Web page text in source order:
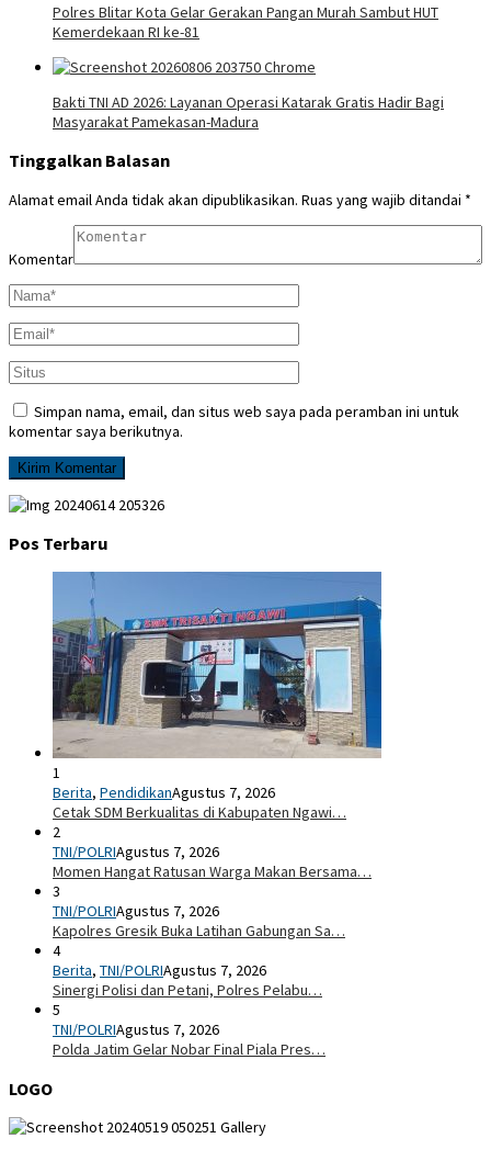
Polres Blitar Kota Gelar Gerakan Pangan Murah Sambut HUT
Kemerdekaan RI ke-81
Bakti TNI AD 2026: Layanan Operasi Katarak Gratis Hadir Bagi
Masyarakat Pamekasan-Madura
Tinggalkan Balasan
Alamat email Anda tidak akan dipublikasikan. Ruas yang wajib ditandai *
Komentar
Simpan nama, email, dan situs web saya pada peramban ini untuk
komentar saya berikutnya.
Pos Terbaru
1
Berita, PendidikanAgustus 7, 2026
Cetak SDM Berkualitas di Kabupaten Ngawi…
2
TNI/POLRIAgustus 7, 2026
Momen Hangat Ratusan Warga Makan Bersama…
3
TNI/POLRIAgustus 7, 2026
Kapolres Gresik Buka Latihan Gabungan Sa…
4
Berita, TNI/POLRIAgustus 7, 2026
Sinergi Polisi dan Petani, Polres Pelabu…
5
TNI/POLRIAgustus 7, 2026
Polda Jatim Gelar Nobar Final Piala Pres…
LOGO